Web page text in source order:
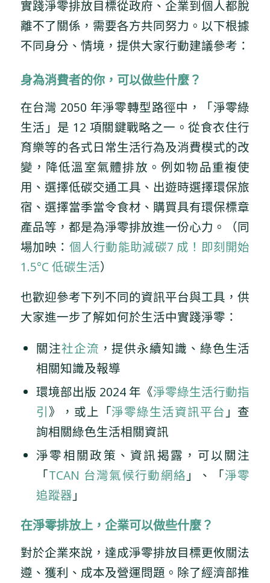
實踐淨零排放目標從政府、企業到個人都脫
離不了關係，需要各方共同努力。以下根據
不同身分、情境，提供大家行動建議參考：
身為消費者的你，可以做些什麼？
在台灣 2050 年淨零轉型路徑中，「淨零綠
生活」是 12 項關鍵戰略之一。從食衣住行
育樂等的各式日常生活行為及消費模式的改
變，降低溫室氣體排放。例如物品重複使
用、選擇低碳交通工具、出遊時選擇環保旅
宿、選擇當季當令食材、購買具有環保標章
產品等，都是為淨零排放進一份心力。（同
場加映： 個人行動能助減碳7 成！即刻開始
1.5°C 低碳生活）
也歡迎參考下列不同的資訊平台與工具，供
大家進一步了解如何於生活中實踐淨零：
關注社企流 ，提供永續知識、綠色生活
相關知識及報導
環境部出版 2024 年《淨零綠生活行動指
引》，或上「淨零綠生活資訊平台 」查
詢相關綠色生活相關資訊
淨零相關政策、資訊揭露，可以關注
「TCAN 台灣氣候行動網絡 」、「淨零
追蹤器 」
在淨零排放上，企業可以做些什麼？
對於企業來說，達成淨零排放目標更攸關法
遵、獲利、成本及營運問題。除了經濟部推